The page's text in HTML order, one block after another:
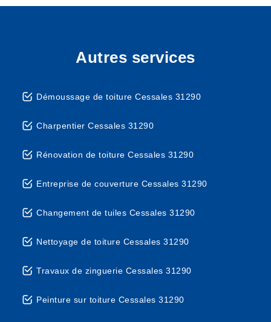
Autres services
Démoussage de toiture Cessales 31290
Charpentier Cessales 31290
Rénovation de toiture Cessales 31290
Entreprise de couverture Cessales 31290
Changement de tuiles Cessales 31290
Nettoyage de toiture Cessales 31290
Travaux de zinguerie Cessales 31290
Peinture sur toiture Cessales 31290